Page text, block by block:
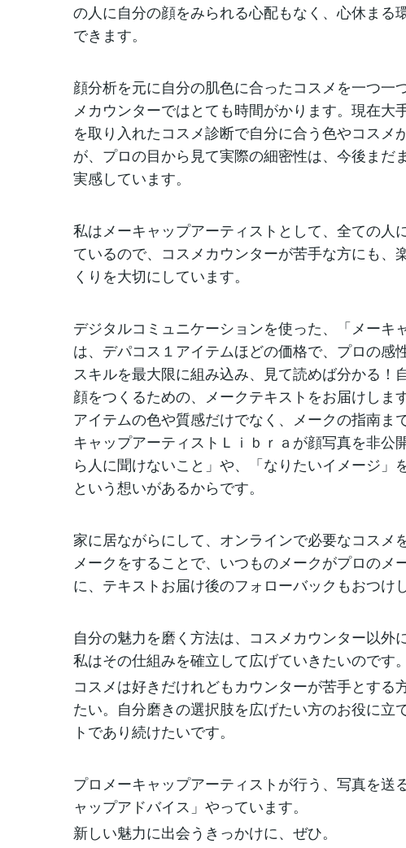
の人に自分の顔をみられる心配もなく、心休まる
できます。
顔分析を元に自分の肌色に合ったコスメを一つ一
メカウンターではとても時間がかります。現在大
を取り入れたコスメ診断で自分に合う色やコスメ
が、プロの目から見て実際の細密性は、今後まだ
実感しています。
私はメーキャップアーティストとして、全ての人
ているので、コスメカウンターが苦手な方にも、
くりを大切にしています。
デジタルコミュニケーションを使った、「メーキ
は、デパコス１アイテムほどの価格で、プロの感
スキルを最大限に組み込み、見て読めば分かる！
顔をつくるための、メークテキストをお届けしま
アイテムの色や質感だけでなく、メークの指南ま
キャップアーティストＬｉｂｒａが顔写真を非公
ら人に聞けないこと」や、「なりたいイメージ」
という想いがあるからです。
家に居ながらにして、オンラインで必要なコスメ
メークをすることで、いつものメークがプロのメ
に、テキストお届け後のフォローバックもおつけ
自分の魅力を磨く方法は、コスメカウンター以外
私はその仕組みを確立して広げていきたいのです。
コスメは好きだけれどもカウンターが苦手とする
たい。自分磨きの選択肢を広げたい方のお役に立
トであり続けたいです。
プロメーキャップアーティストが行う、写真を送
ャップアドバイス」やっています。
新しい魅力に出会うきっかけに、ぜひ。